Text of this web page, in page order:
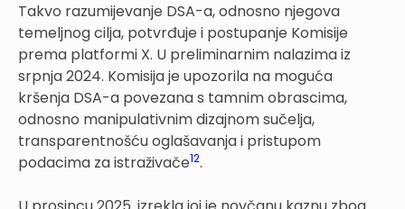
Takvo razumijevanje DSA-a, odnosno njegova
temeljnog cilja, potvrđuje i postupanje Komisije
prema platformi X. U preliminarnim nalazima iz
srpnja 2024. Komisija je upozorila na moguća
kršenja DSA-a povezana s tamnim obrascima,
odnosno manipulativnim dizajnom sučelja,
transparentnošću oglašavanja i pristupom
podacima za istraživače12.